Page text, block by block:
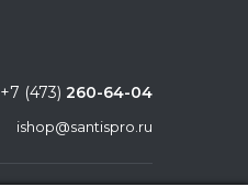
+7 (473) 260-64-04
ishop@santispro.ru